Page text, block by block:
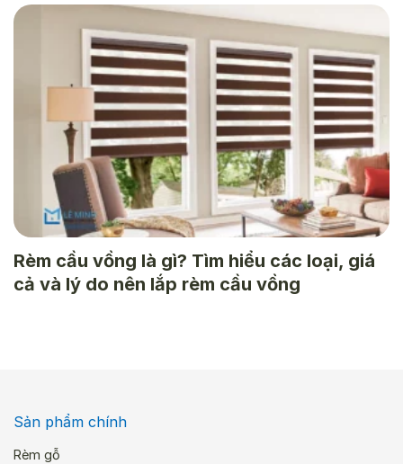
Rèm cầu vồng là gì? Tìm hiểu các loại, giá
cả và lý do nên lắp rèm cầu vồng
Sản phẩm chính
Rèm gỗ